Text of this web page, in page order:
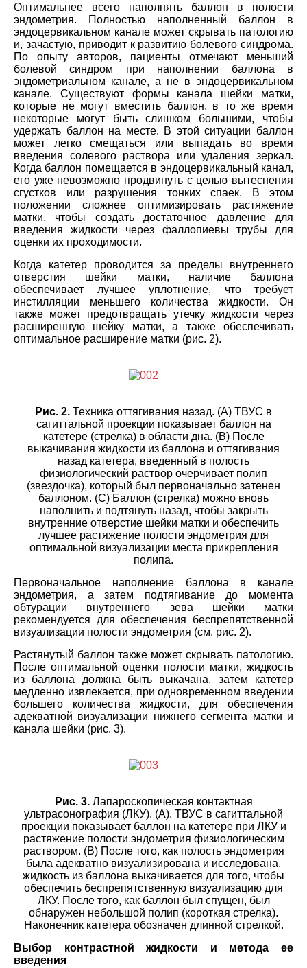
Оптимальнее всего наполнять баллон в полости
эндометрия. Полностью наполненный баллон в
эндоцервикальном канале может скрывать патологию
и, зачастую, приводит к развитию болевого синдрома.
По опыту авторов, пациенты отмечают меньший
болевой синдром при наполнении баллона в
эндометриальном канале, а не в эндоцервикальном
канале. Существуют формы канала шейки матки,
которые не могут вместить баллон, в то же время
некоторые могут быть слишком большими, чтобы
удержать баллон на месте. В этой ситуации баллон
может легко смещаться или выпадать во время
введения солевого раствора или удаления зеркал.
Когда баллон помещается в эндоцервикальный канал,
его уже невозможно продвинуть с целью вытеснения
сгустков или разрушения тонких спаек. В этом
положении сложнее оптимизировать растяжение
матки, чтобы создать достаточное давление для
введения жидкости через фаллопиевы трубы для
оценки их проходимости.
Когда катетер проводится за пределы внутреннего
отверстия шейки матки, наличие баллона
обеспечивает лучшее уплотнение, что требует
инстилляции меньшего количества жидкости. Он
также может предотвращать утечку жидкости через
расширенную шейку матки, а также обеспечивать
оптимальное расширение матки (рис. 2).
Рис. 2. Техника оттягивания назад. (A) ТВУС в
сагиттальной проекции показывает баллон на
катетере (стрелка) в области дна. (B) После
выкачивания жидкости из баллона и оттягивания
назад катетера, введенный в полость
физиологический раствор очерчивает полип
(звездочка), который был первоначально затенен
баллоном. (C) Баллон (стрелка) можно вновь
наполнить и подтянуть назад, чтобы закрыть
внутренние отверстие шейки матки и обеспечить
лучшее растяжение полости эндометрия для
оптимальной визуализации места прикрепления
полипа.
Первоначальное наполнение баллона в канале
эндометрия, а затем подтягивание до момента
обтурации внутреннего зева шейки матки
рекомендуется для обеспечения беспрепятственной
визуализации полости эндометрия (см. рис. 2).
Растянутый баллон также может скрывать патологию.
После оптимальной оценки полости матки, жидкость
из баллона должна быть выкачана, затем катетер
медленно извлекается, при одновременном введении
большего количества жидкости, для обеспечения
адекватной визуализации нижнего сегмента матки и
канала шейки (рис. 3).
Рис. 3.Лапароскопическая контактная
ультрасонография (ЛКУ). (А). ТВУС в сагиттальной
проекции показывает баллон на катетере при ЛКУ и
растяжение полости эндометрия физиологическим
раствором. (B) После того, как полость эндометрия
была адекватно визуализирована и исследована,
жидкость из баллона выкачивается для того, чтобы
обеспечить беспрепятственную визуализацию для
ЛКУ. После того, как баллон был спущен, был
обнаружен небольшой полип (короткая стрелка).
Наконечник катетера обозначен длинной стрелкой.
Выбор контрастной жидкости и метода ее
введения